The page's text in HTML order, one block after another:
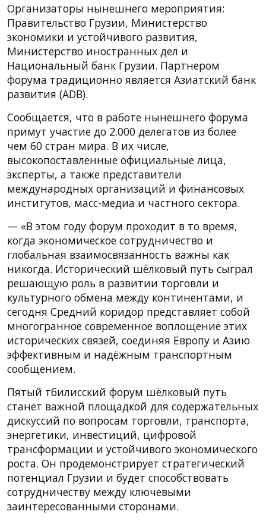
Организаторы нынешнего мероприятия:
Правительство Грузии, Министерство
экономики и устойчивого развития,
Министерство иностранных дел и
Национальный банк Грузии. Партнером
форума традиционно является Азиатский банк
развития (ADB).
Сообщается, что в работе нынешнего форума
примут участие до 2.000 делегатов из более
чем 60 стран мира. В их числе,
высокопоставленные официальные лица,
эксперты, а также представители
международных организаций и финансовых
институтов, масс-медиа и частного сектора.
— «В этом году форум проходит в то время,
когда экономическое сотрудничество и
глобальная взаимосвязанность важны как
никогда. Исторический шёлковый путь сыграл
решающую роль в развитии торговли и
культурного обмена между континентами, и
сегодня Средний коридор представляет собой
многогранное современное воплощение этих
исторических связей, соединяя Европу и Азию
эффективным и надёжным транспортным
сообщением.
Пятый тбилисский форум шёлковый путь
станет важной площадкой для содержательных
дискуссий по вопросам торговли, транспорта,
энергетики, инвестиций, цифровой
трансформации и устойчивого экономического
роста. Он продемонстрирует стратегический
потенциал Грузии и будет способствовать
сотрудничеству между ключевыми
заинтересованными сторонами.